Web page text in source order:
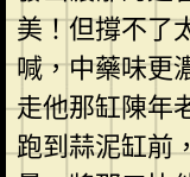
美！但撐不了
喊，中藥味更
走他那缸陳年
跑到蒜泥缸前